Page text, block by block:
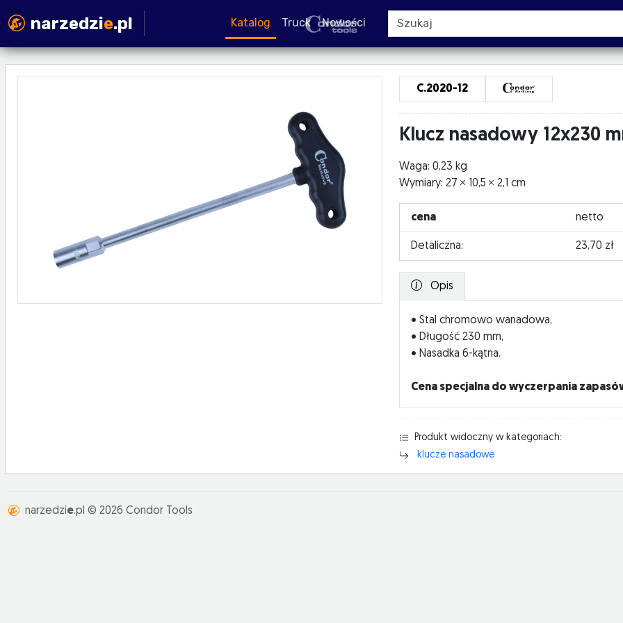
narzedzie.pl Katalog Truck Nowości
C.2020-12
Klucz nasadowy 12x230
Waga: 0,23 kg
Wymiary: 27
10,5 2,1 cm
cena netto
Detaliczna: 23,70 zł
Opis
• Stal chromowo wanadowa,
• Długość 230 mm,
• Nasadka 6-kątna.
Cena specjalna do wyczerpania
Produkt widoczny w kategoriach:
klucze nasadowe
narzedzie.pl © 2026 Condor Tools